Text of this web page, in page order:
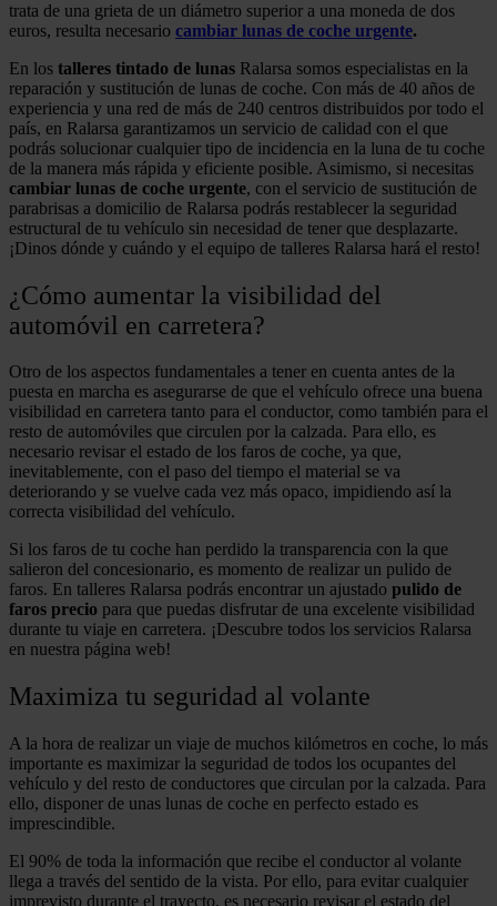
trata de una grieta de un diámetro superior a una moneda de dos
euros, resulta necesario cambiar lunas de coche urgente.
En los talleres tintado de lunas Ralarsa somos especialistas en la
reparación y sustitución de lunas de coche. Con más de 40 años de
experiencia y una red de más de 240 centros distribuidos por todo el
país, en Ralarsa garantizamos un servicio de calidad con el que
podrás solucionar cualquier tipo de incidencia en la luna de tu coche
de la manera más rápida y eficiente posible. Asimismo, si necesitas
cambiar lunas de coche urgente, con el servicio de sustitución de
parabrisas a domicilio de Ralarsa podrás restablecer la seguridad
estructural de tu vehículo sin necesidad de tener que desplazarte.
¡Dinos dónde y cuándo y el equipo de talleres Ralarsa hará el resto!
¿Cómo aumentar la visibilidad del
automóvil en carretera?
Otro de los aspectos fundamentales a tener en cuenta antes de la
puesta en marcha es asegurarse de que el vehículo ofrece una buena
visibilidad en carretera tanto para el conductor, como también para el
resto de automóviles que circulen por la calzada. Para ello, es
necesario revisar el estado de los faros de coche, ya que,
inevitablemente, con el paso del tiempo el material se va
deteriorando y se vuelve cada vez más opaco, impidiendo así la
correcta visibilidad del vehículo.
Si los faros de tu coche han perdido la transparencia con la que
salieron del concesionario, es momento de realizar un pulido de
faros. En talleres Ralarsa podrás encontrar un ajustado pulido de
faros precio para que puedas disfrutar de una excelente visibilidad
durante tu viaje en carretera. ¡Descubre todos los servicios Ralarsa
en nuestra página web!
Maximiza tu seguridad al volante
A la hora de realizar un viaje de muchos kilómetros en coche, lo más
importante es maximizar la seguridad de todos los ocupantes del
vehículo y del resto de conductores que circulan por la calzada. Para
ello, disponer de unas lunas de coche en perfecto estado es
imprescindible.
El 90% de toda la información que recibe el conductor al volante
llega a través del sentido de la vista. Por ello, para evitar cualquier
imprevisto durante el trayecto, es necesario revisar el estado del